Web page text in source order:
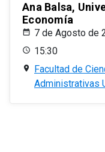
Ana Balsa,
Economía
7 de Agosto de
15:30
Facultad de
Administrativas